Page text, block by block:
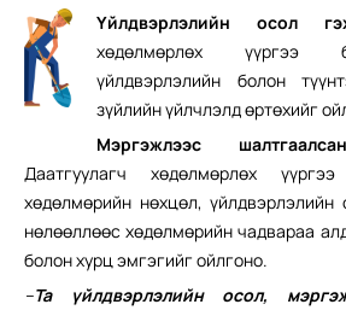
Үйлдвэрлэлийн
хөдөлмөрлөх үүргээ
үйлдвэрлэлийн болон
зүйлийн үйлчлэлд өртөхийг
Мэргэжлээс
Даатгуулагч хөдөлмөрлөх
хөдөлмөрийн нөхцөл, үйлдвэрлэлийн
нөлөөллөөс хөдөлмөрийн чадвараа
болон хурц эмгэгийг ойлгоно.
–Та үйлдвэрлэлийн осол,